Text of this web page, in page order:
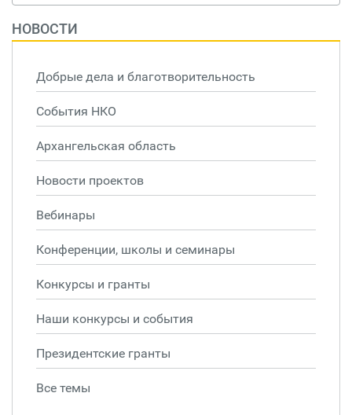
НОВОСТИ
Добрые дела и благотворительность
События НКО
Архангельская область
Новости проектов
Вебинары
Конференции, школы и семинары
Конкурсы и гранты
Наши конкурсы и события
Президентские гранты
Все темы